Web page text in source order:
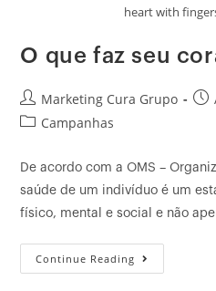
heart with
O que faz seu
Marketing Cura Grupo
Campanhas
De acordo com a OMS –
saúde de um indivíduo é um
físico, mental e social e não
Continue Reading